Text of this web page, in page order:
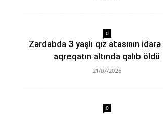
0
Zərdabda 3 yaşlı qız atasının
aqreqatın altında qalıb öldü
21/07/2026
0